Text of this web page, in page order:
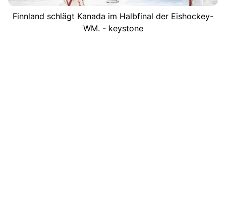
Finnland schlägt Kanada im Halbfinal der Eishockey-
WM. - keystone